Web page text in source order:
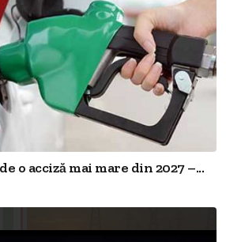
o acciză mai mare din 2027 –...